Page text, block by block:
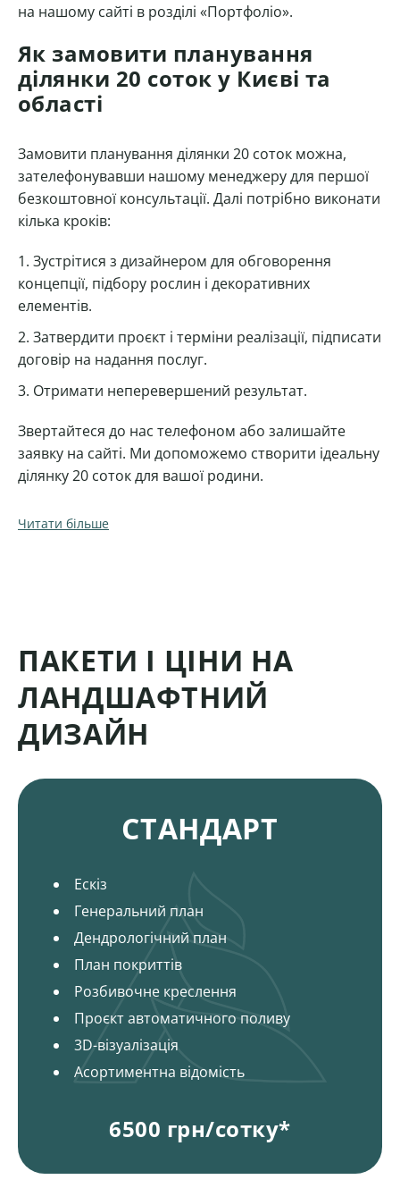
на нашому сайті в розділі «Портфоліо».
Як замовити планування
ділянки 20 соток у Києві та
області
Замовити планування ділянки 20 соток можна,
зателефонувавши нашому менеджеру для першої
безкоштовної консультації. Далі потрібно виконати
кілька кроків:
Зустрітися з дизайнером для обговорення
концепції, підбору рослин і декоративних
елементів.
Затвердити проєкт і терміни реалізації, підписати
договір на надання послуг.
Отримати неперевершений результат.
Звертайтеся до нас телефоном або залишайте
заявку на сайті. Ми допоможемо створити ідеальну
ділянку 20 соток для вашої родини.
Читати більше
ПАКЕТИ І ЦІНИ НА
ЛАНДШАФТНИЙ
ДИЗАЙН
СТАНДАРТ
Ескіз
Генеральний план
Дендрологічний план
План покриттів
Розбивочне креслення
Проєкт автоматичного поливу
3D-візуалізація
Асортиментна відомість
6500 грн/сотку*
Пакети і ціни на ландшафтний дизайн